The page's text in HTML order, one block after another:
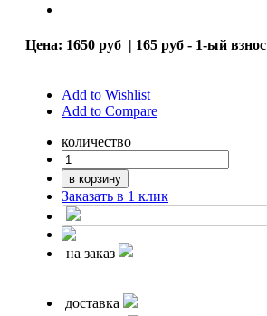
Цена: 1650 руб | 165 руб - 1-ый взнос
Add to Wishlist
Add to Compare
количество
в корзину
Заказать в 1 клик
на заказ
доставка